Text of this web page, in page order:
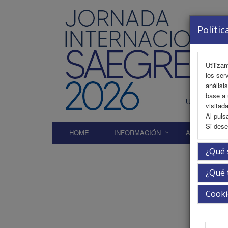
los
base a
Al
Si
¿Qué
HOME INFORMACIÓN AREA